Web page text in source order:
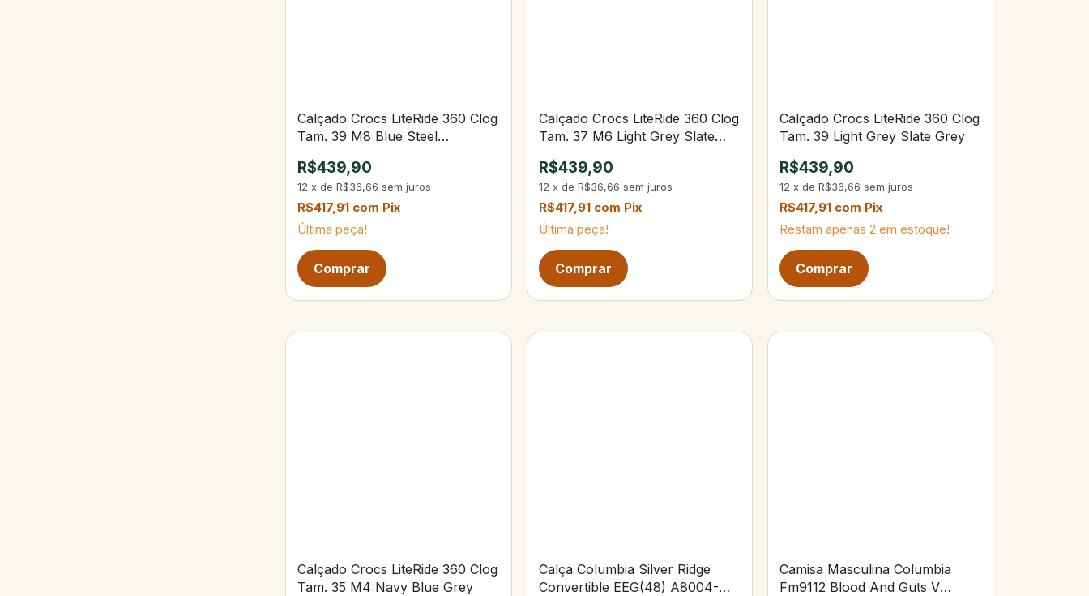
Calçado Crocs LiteRide 360 Clog
Tam. 39 M8 Blue Steel
R$439,90
12 xdeR$36,66 sem juros
R$417,91 com Pix
Última peça!
Calçado Crocs LiteRide 360 Clog
Tam. 37 M6 Light Grey Slate
R$439,90
12 x de R$36,66 sem juros
R$417,91 com Pix
Última peça!
Calçado Crocs LiteRide 360 Clog
Tam. 39 Light Grey Slate Grey
R$439,90
12 x de R$36,66 sem juros
R$417,91 com Pix
Restam apenas 2 em estoque!
Calçado Crocs LiteRide 360 Clog
Tam. 35 M4 Navy Blue Grey
Calça Columbia Silver Ridge
Convertible EEG(48) A8004-
Camisa Masculina Columbia
Fm9112 Blood And Guts V